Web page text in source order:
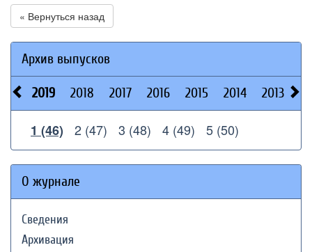
« Вернуться назад
Архив выпусков
2019 2018 2017 2016 2015 2014 2013
1 (46) 2 (47) 3 (48) 4 (49) 5 (50)
О журнале
Сведения
Архивация